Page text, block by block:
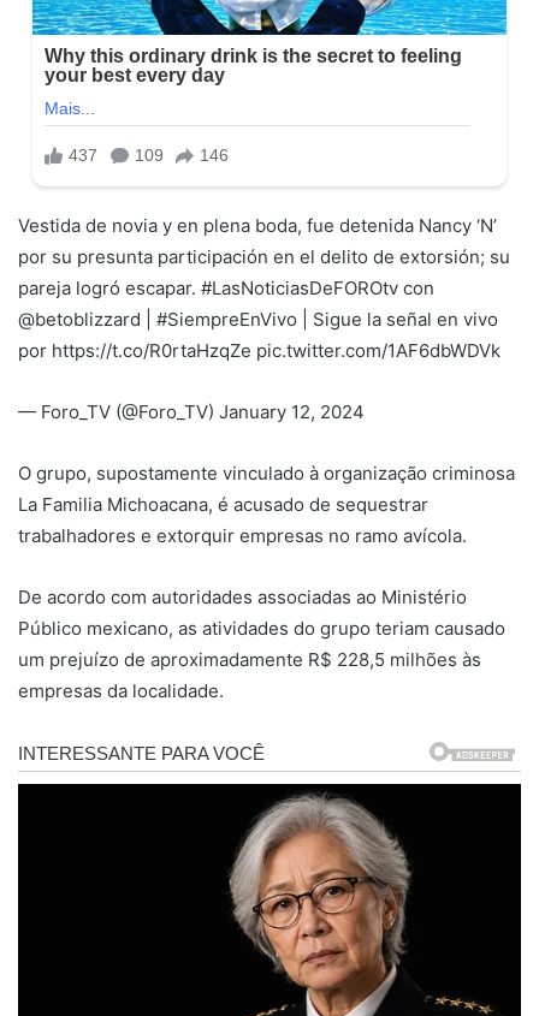
Vestida de novia y en plena boda, fue detenida Nancy ‘N’
por su presunta participación en el delito de extorsión; su
pareja logró escapar. #LasNoticiasDeFOROtv con
@betoblizzard | #SiempreEnVivo | Sigue la señal en vivo
por https://t.co/R0rtaHzqZe pic.twitter.com/1AF6dbWDVk
— Foro_TV (@Foro_TV) January 12, 2024
O grupo, supostamente vinculado à organização criminosa
La Familia Michoacana, é acusado de sequestrar
trabalhadores e extorquir empresas no ramo avícola.
De acordo com autoridades associadas ao Ministério
Público mexicano, as atividades do grupo teriam causado
um prejuízo de aproximadamente R$ 228,5 milhões às
empresas da localidade.